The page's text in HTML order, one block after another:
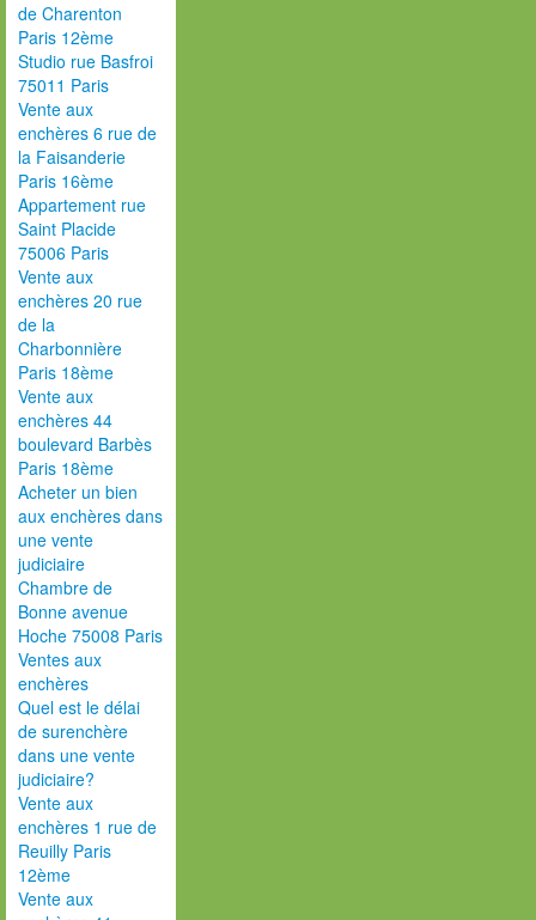
de Charenton
Paris 12ème
Studio rue Basfroi
75011 Paris
Vente aux
enchères 6 rue de
la Faisanderie
Paris 16ème
Appartement rue
Saint Placide
75006 Paris
Vente aux
enchères 20 rue
de la
Charbonnière
Paris 18ème
Vente aux
enchères 44
boulevard Barbès
Paris 18ème
Acheter un bien
aux enchères dans
une vente
judiciaire
Chambre de
Bonne avenue
Hoche 75008 Paris
Ventes aux
enchères
Quel est le délai
de surenchère
dans une vente
judiciaire?
Vente aux
enchères 1 rue de
Reuilly Paris
12ème
Vente aux